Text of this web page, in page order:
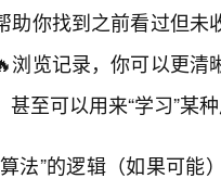
助你找到之前看过但
浏览记录，你可以更
甚至可以用来“学习”某
法”的逻辑（如果可